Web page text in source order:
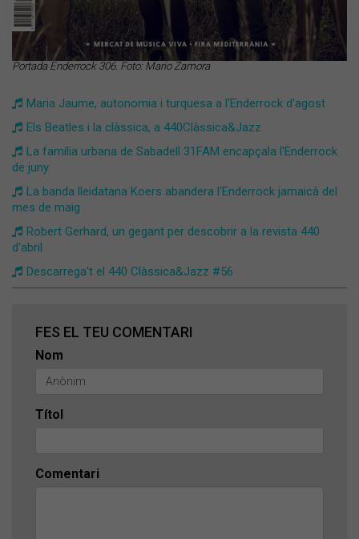
Portada Enderrock 306. Foto: Mario Zamora
Maria Jaume, autonomia i turquesa a l'Enderrock d'agost
Els Beatles i la clàssica, a 440Clàssica&Jazz
La família urbana de Sabadell 31FAM encapçala l'Enderrock
de juny
La banda lleidatana Koers abandera l'Enderrock jamaicà del
mes de maig
Robert Gerhard, un gegant per descobrir a la revista 440
d'abril
Descarrega't el 440 Clàssica&Jazz #56
FES EL TEU COMENTARI
Nom
Títol
Comentari